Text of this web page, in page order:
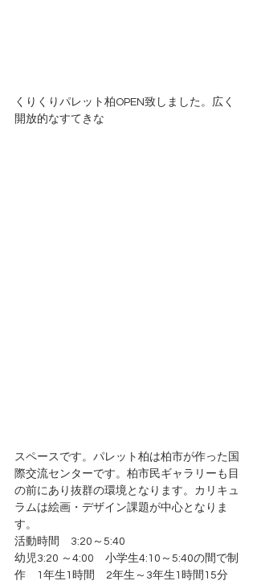
くりくりパレット柏OPEN致しました。広く
開放的なすてきな
スペースです。パレット柏は柏市が作った国
際交流センターです。柏市民ギャラリーも目
の前にあり抜群の環境となります。カリキュ
ラムは絵画・デザイン課題が中心となりま
す。
活動時間　3:20～5:40
幼児3:20 ～4:00　小学生4:10～5:40の間で制
作　1年生1時間　2年生～3年生1時間15分